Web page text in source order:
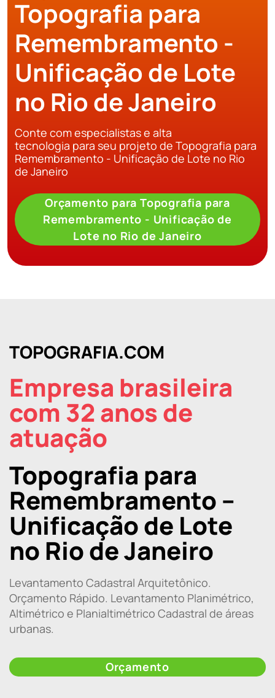
Topografia para
Remembramento -
Unificação de Lote
no Rio de Janeiro
Conte com especialistas e alta
tecnologia para seu projeto de Topografia para
Remembramento - Unificação de Lote no Rio
de Janeiro
Orçamento para Topografia para
Remembramento - Unificação de
Lote no Rio de Janeiro
TOPOGRAFIA.COM
Empresa brasileira
com 32 anos de
atuação
Topografia para
Remembramento –
Unificação de Lote
no Rio de Janeiro
Levantamento Cadastral Arquitetônico.
Orçamento Rápido. Levantamento Planimétrico,
Altimétrico e Planialtimétrico Cadastral de áreas
urbanas.
Orçamento